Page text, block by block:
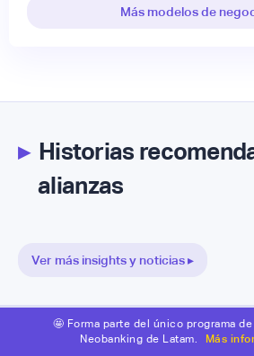
Más modelos de
▸Historias
alianzas
Ver más insights y noticias ▸
🤩 Forma parte del único programa
Neobanking de Latam.
Más